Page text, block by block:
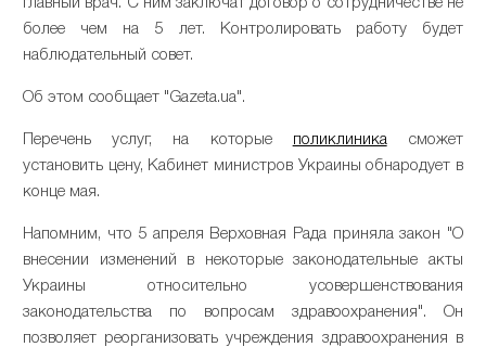
главный врач. С ним заключат договор о сотрудничестве не
более чем на 5 лет. Контролировать работу будет
наблюдательный совет.
Об этом сообщает "Gazeta.ua".
Перечень услуг, на которые поликлиникасможет
установить цену, Кабинет министров Украины обнародует в
конце мая.
Напомним, что 5 апреля Верховная Рада приняла закон "О
внесении изменений в некоторые законодательные акты
Украины относительно усовершенствования
законодательства по вопросам здравоохранения". Он
позволяет реорганизовать учреждения здравоохранения в